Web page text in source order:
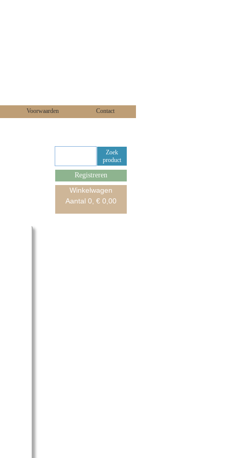
Zoek
product
Voorwaarden Contact
Registreren
Winkelwagen
Aantal 0 , € 0,00